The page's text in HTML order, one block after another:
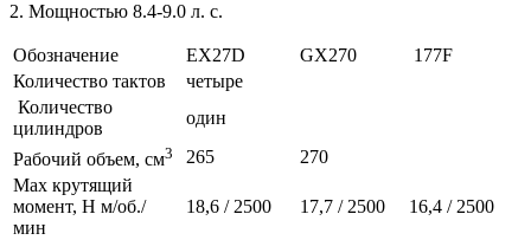
2. Мощностью 8.4-9.0 л. с.
Обозначение EX27D GX270
177F
Количество тактов
четыре
Количество
цилиндров
один
Рабочий объем, см3 265
270
Max крутящий
момент, Н м/об./
мин
18,6 / 2500 17,7 / 2500 16,4 / 2500